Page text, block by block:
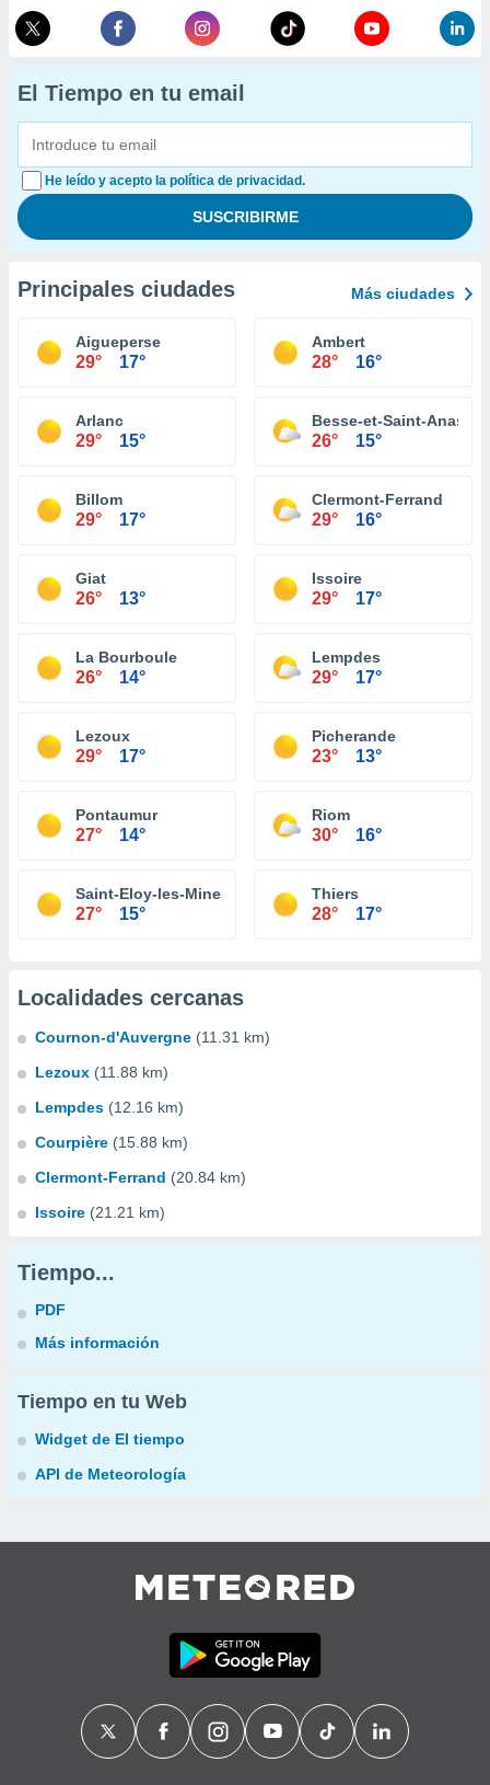
El Tiempo en tu email
He leído y acepto la política de privacidad.
Principales ciudades Más ciudades
Aigueperse
29° 17°
Ambert
28° 16°
Arlanc
29° 15°
Besse-et-Saint-
26° 15°
Billom
29° 17°
Clermont-Ferrand
29° 16°
Giat
26° 13°
Issoire
29° 17°
La Bourboule
26° 14°
Lempdes
29° 17°
Lezoux
29° 17°
Picherande
23° 13°
Pontaumur
27° 14°
Riom
30° 16°
Saint-Eloy-les-Mines
27° 15°
Thiers
28° 17°
Localidades cercanas
Cournon-d'Auvergne (11.31 km)
Lezoux (11.88 km)
Lempdes (12.16 km)
Courpière (15.88 km)
Clermont-Ferrand (20.84 km)
Issoire (21.21 km)
Tiempo...
PDF
Más información
Tiempo en tu Web
Widget de El tiempo
API de Meteorología